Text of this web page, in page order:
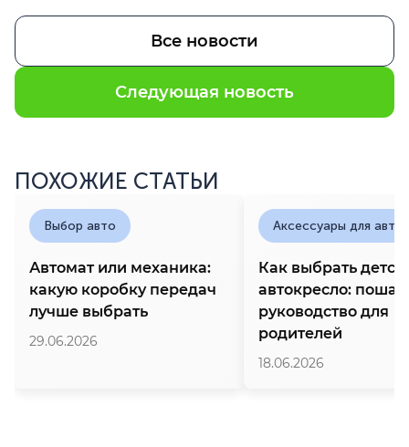
Все новости
Следующая новость
ПОХОЖИЕ СТАТЬИ
Выбор авто
Автомат или механика:
какую коробку передач
лучше выбрать
29.06.2026
Аксессуары для авто
Как выбрать
автокресло:
руководство для
родителей
18.06.2026